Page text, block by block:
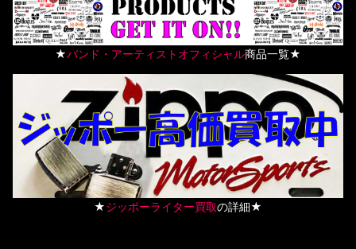
★バンド・アーティストオフィシャル商品一覧★
★ジッポーライター買取の詳細★